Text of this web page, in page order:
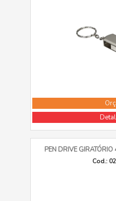
PEN DRIVE
Cod.: